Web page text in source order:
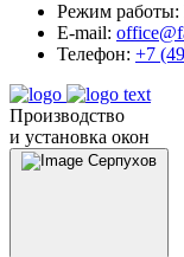
Режим работы:
E-mail:
Телефон: +7
Производство
и установка окон
Серпухов